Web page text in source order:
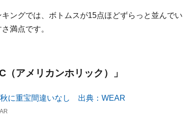
ングでは、ボトムスが15点ほどずらっと並んでい
満点です。
アメリカンホリック）」